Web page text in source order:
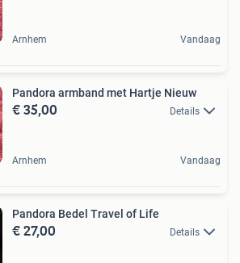
Arnhem Vandaag
Pandora armband met Hartje Nieuw
€ 35,00 Details
Arnhem Vandaag
Pandora Bedel Travel of Life
€ 27,00 Details